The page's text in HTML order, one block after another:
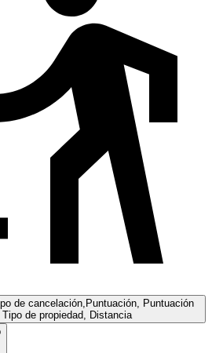
de cancelación,Puntuación, Puntuación
de propiedad, Distancia